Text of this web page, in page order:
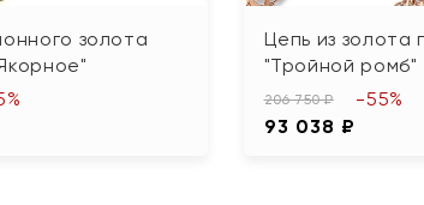
золота
Цепь из золота
"Тройной ромб"
206 750 ₽
93 038 ₽
-55%